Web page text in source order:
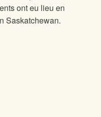
ont eu lieu en
Saskatchewan.